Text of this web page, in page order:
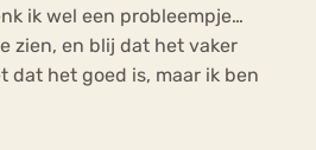
ik wel een probleempje…
zien, en blij dat het vaker
dat het goed is, maar ik ben